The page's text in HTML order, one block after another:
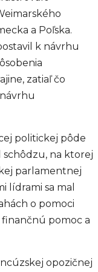
a Poľska.
k návrhu
zatiaľ čo
politickej pôde
schôdzu, na ktorej
parlamentnej
lídrami sa mal
o pomoci
finančnú pomoc a
opozičnej